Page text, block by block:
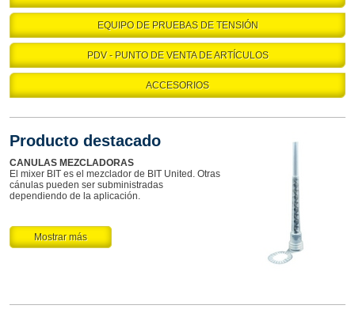
EQUIPO DE PRUEBAS DE TENSIÓN
PDV - PUNTO DE VENTA DE ARTÍCULOS
ACCESORIOS
Producto destacado
CANULAS MEZCLADORAS
El mixer BIT es el mezclador de BIT United. Otras
cánulas pueden ser subministradas
dependiendo de la aplicación.
Mostrar más